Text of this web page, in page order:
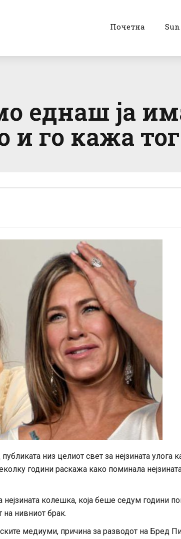
Почетна
еднаш ја
и го кажа
низ целиот свет за нејзината улога
години раскажа како поминала
колешка, која беше седум години
на нивниот брак.
медиуми, причина за разводот на Бред